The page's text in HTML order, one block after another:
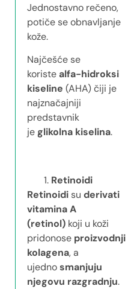
Jednostavno rečeno,
potiče se obnavljanje
kože.
Najčešće se
koristealfa-hidroksi
kiseline (AHA) čiji je
najznačajniji
predstavnik
jeglikolna kiselina.
Retinoidi
Retinoidi su derivati
vitamina A
(retinol) koji u koži
pridonose proizvodnji
kolagena, a
ujednosmanjuju
njegovu razgradnju.